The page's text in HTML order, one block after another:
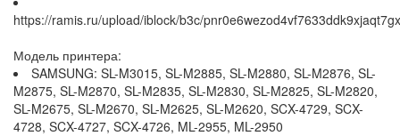
https://ramis.ru/upload/iblock/b3c/
Модель принтера:
SAMSUNG: SL-M3015, SL-M2885, SL-M2880, SL-M2876, SL-
M2875, SL-M2870, SL-M2835, SL-M2830, SL-M2825, SL-M2820,
SL-M2675, SL-M2670, SL-M2625, SL-M2620, SCX-4729, SCX-
4728, SCX-4727, SCX-4726, ML-2955, ML-2950